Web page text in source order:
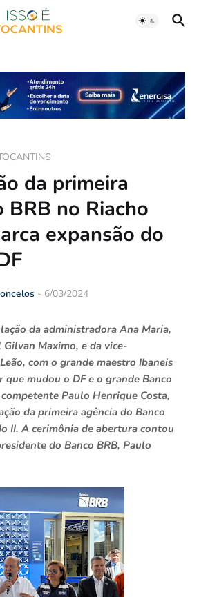
da primeira
BRB no Riacho
expansão do
- 6/03/2024
da administradora Ana Maria,
Maximo, e da vice-
com o grande maestro Ibaneis
que mudou o DF e o grande Banco
Paulo Henrique Costa,
da primeira agência do Banco
II. A cerimônia de abertura contou
do Banco BRB, Paulo